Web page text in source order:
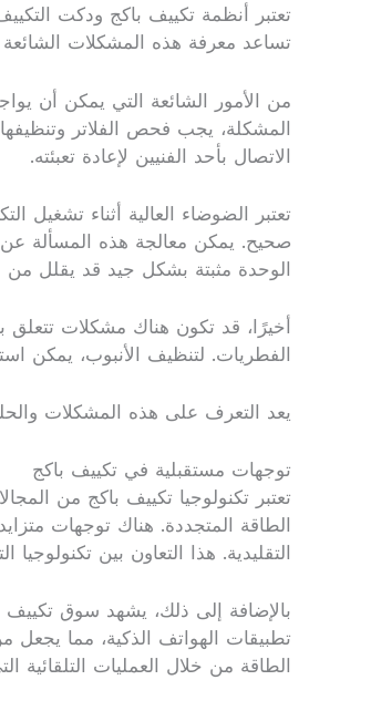
تعتبر أنظمة تكييف باكج ودكت
تساعد معرفة هذه المشكلات الشائعة
من الأمور الشائعة التي يمكن أن
المشكلة، يجب فحص الفلاتر
الاتصال بأحد الفنيين لإعادة تعبئته.
تعتبر الضوضاء العالية أثناء
صحيح. يمكن معالجة هذه المسألة
الوحدة مثبتة بشكل جيد قد يقلل من
أخيرًا، قد تكون هناك مشكلات تتعلق
الفطريات. لتنظيف الأنبوب، يمكن
يعد التعرف على هذه المشكلات
توجهات مستقبلية في تكييف باكج
تعتبر تكنولوجيا تكييف باكج من
الطاقة المتجددة. هناك توجهات
التقليدية. هذا التعاون بين
بالإضافة إلى ذلك، يشهد سوق
تطبيقات الهواتف الذكية، مما
الطاقة من خلال العمليات التلقائية